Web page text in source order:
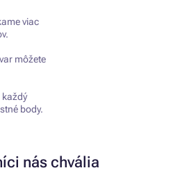
viac
môžete
každý
body.
nás chvália